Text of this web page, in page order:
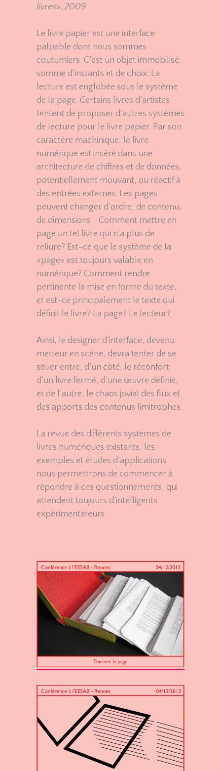
livres», 2009
Le livre papier est une interface
palpable dont nous sommes
coutumiers. C’est un objet immobilisé,
somme d’instants et de choix. La
lecture est englobée sous le système
de la page. Certains livres d’artistes
tentent de proposer d’autres systèmes
de lecture pour le livre papier. Par son
caractère machinique, le livre
numérique est inséré dans une
architecture de chiffres et de données,
potentiellement mouvant, ou réactif à
des entrées externes. Les pages
peuvent changer d’ordre, de contenu,
de dimensions… Comment mettre en
page un tel livre qui n’a plus de
reliure? Est-ce que le système de la
«page» est toujours valable en
numérique? Comment rendre
pertinente la mise en forme du texte,
et est-ce principalement le texte qui
définit le livre? La page? Le lecteur?
Ainsi, le designer d’interface, devenu
metteur en scène, devra tenter de se
situer entre, d’un côté, le réconfort
d’un livre fermé, d’une œuvre définie,
et de l’autre, le chaos jovial des flux et
des apports des contenus limitrophes.
La revue des différents systèmes de
livres numériques existants, les
exemples et études d’applications
nous permettrons de commencer à
répondre à ces questionnements, qui
attendent toujours d’intelligents
expérimentateurs.